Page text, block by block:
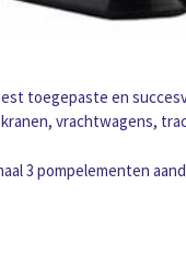
toegepaste en
kranen, vrachtwagens,
3 pompelementen